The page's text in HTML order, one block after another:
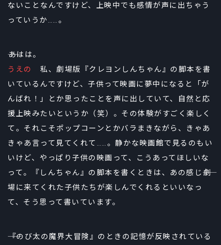
ないことなんですけど、上映中でも感情が声に出ちゃう
っていうか……。
――あはは。
うえの
私、劇場版『クレヨンしんちゃん』の脚本を書
いているんですけど、子供って映画に夢中になると「が
んばれ！」とか思ったことを声に出していて、自然と応
援上映みたいというか（笑）。その体験がすごく楽しく
て。それこそポップコーンとかバラまきながら、きゃあ
きゃあ言って見てくれて……。静かな映画館で見るのもい
いけど、やっぱり子供の映画って、こうあってほしいな
って。『しんちゃん』の脚本を書くときは、あの感じ――劇
場に来てくれた子供たちが楽しんでくれるといいなっ
て、そう思って書いています。
――『のび太の魔界大冒険』のときの記憶が反映されている